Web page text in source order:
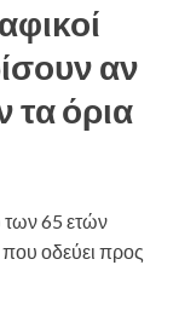
αν
τα όρια
των 65 ετών
οδεύει προς